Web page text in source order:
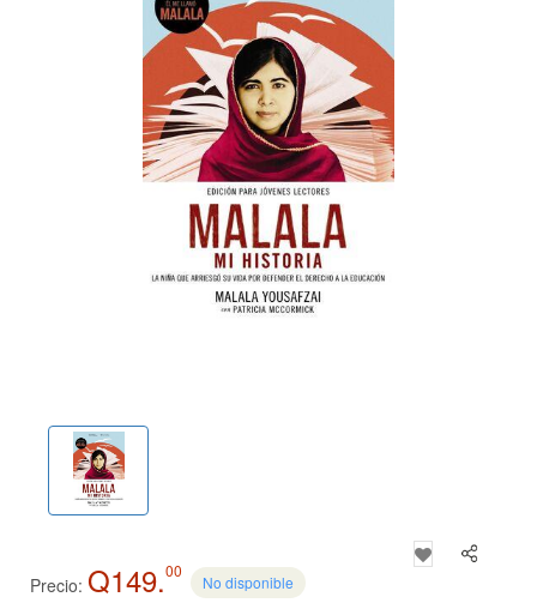
Precio: Q149.00
No disponible